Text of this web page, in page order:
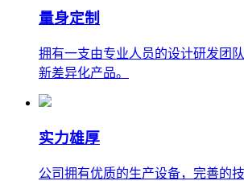
量身定制
拥有一支由专业人员的设计研发团
新差异化产品。
实力雄厚
公司拥有优质的生产设备，完善的